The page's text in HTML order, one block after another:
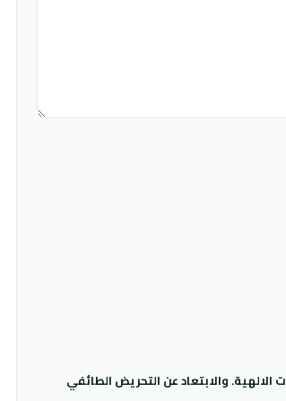
والابتعاد عن التحريض الطائفي